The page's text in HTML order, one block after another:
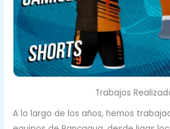
Trabajos
A lo largo de los años, hemos